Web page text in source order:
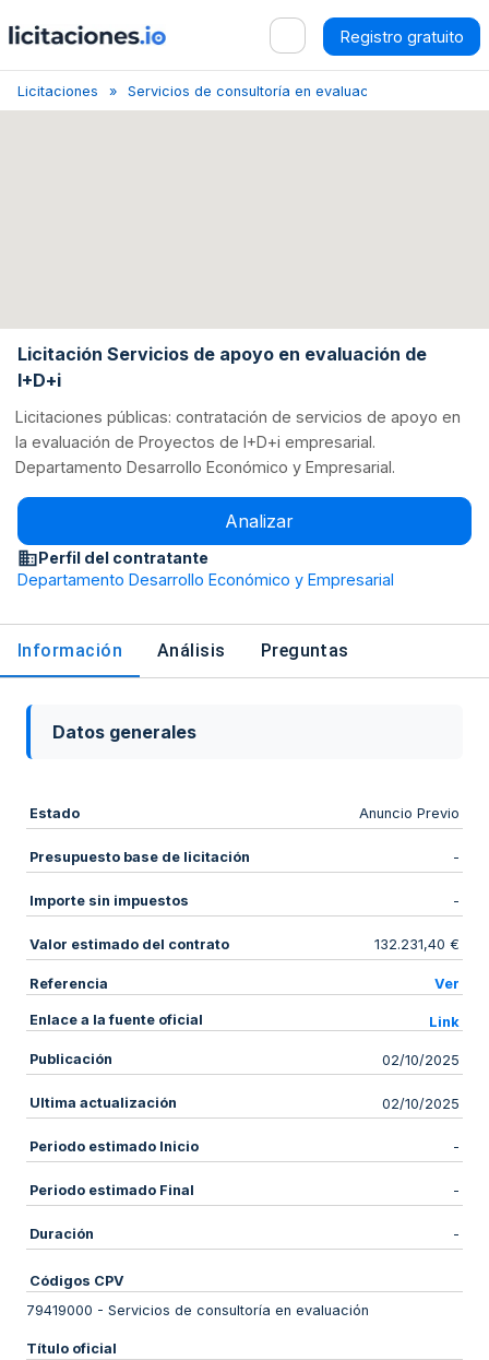
Registro gratuito
Licitaciones Servicios de consultoría en evaluación
Licitación Servicios de apoyo en evaluación de
I+D+i
Licitaciones públicas: contratación de servicios de apoyo en
la evaluación de Proyectos de I+D+i empresarial.
Departamento Desarrollo Económico y Empresarial.
Analizar
Perfil del contratante
Departamento Desarrollo Económico y Empresarial
Información Análisis Preguntas
Datos generales
Estado Anuncio Previo
Presupuesto base de licitación -
Importe sin impuestos -
Valor estimado del contrato 132.231,40 €
Referencia Ver
Enlace a la fuente oficial Link
Publicación 02/10/2025
Ultima actualización 02/10/2025
Periodo estimado Inicio -
Periodo estimado Final -
Duración -
Códigos CPV
79419000 - Servicios de consultoría en evaluación
Título oficial